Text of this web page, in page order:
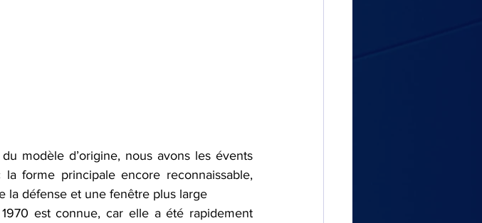
modèle d’origine, nous avons les évents
forme principale encore reconnaissable,
la défense et une fenêtre plus large
est connue, car elle a été rapidement